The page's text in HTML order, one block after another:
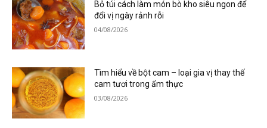
Bỏ túi cách làm món bò kho siêu ngon để
đổi vị ngày rảnh rỗi
04/08/2026
Tìm hiểu về bột cam – loại gia vị thay thế
cam tươi trong ẩm thực
03/08/2026